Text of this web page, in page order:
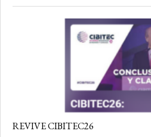
REVIVE CIBITEC26